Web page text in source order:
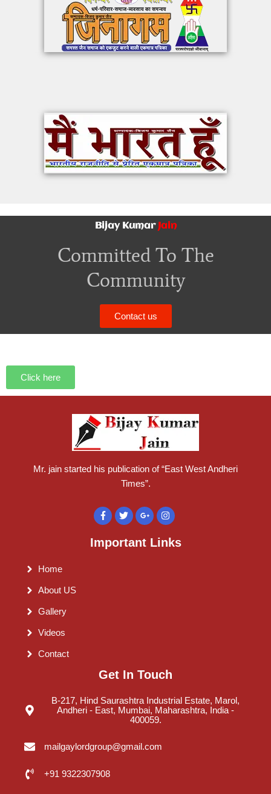
Bijay Kumar Jain
Committed To The
Community
Contact us
Click here
Mr. jain started his publication of “East West Andheri
Times”.
Important Links
Home
About US
Gallery
Videos
Contact
Get In Touch
B-217, Hind Saurashtra Industrial Estate, Marol,
Andheri - East, Mumbai, Maharashtra, India -
400059.
mailgaylordgroup@gmail.com
+91 9322307908